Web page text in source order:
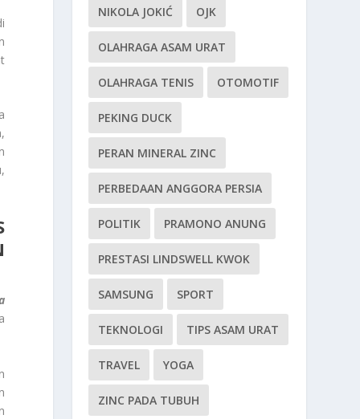
NIKOLA JOKIĆ OJK
OLAHRAGA ASAM URAT
OLAHRAGA TENIS OTOMOTIF
PEKING DUCK
PERAN MINERAL ZINC
PERBEDAAN ANGGORA PERSIA
POLITIK PRAMONO ANUNG
PRESTASI LINDSWELL KWOK
SAMSUNG SPORT
TEKNOLOGI TIPS ASAM URAT
TRAVEL YOGA
ZINC PADA TUBUH